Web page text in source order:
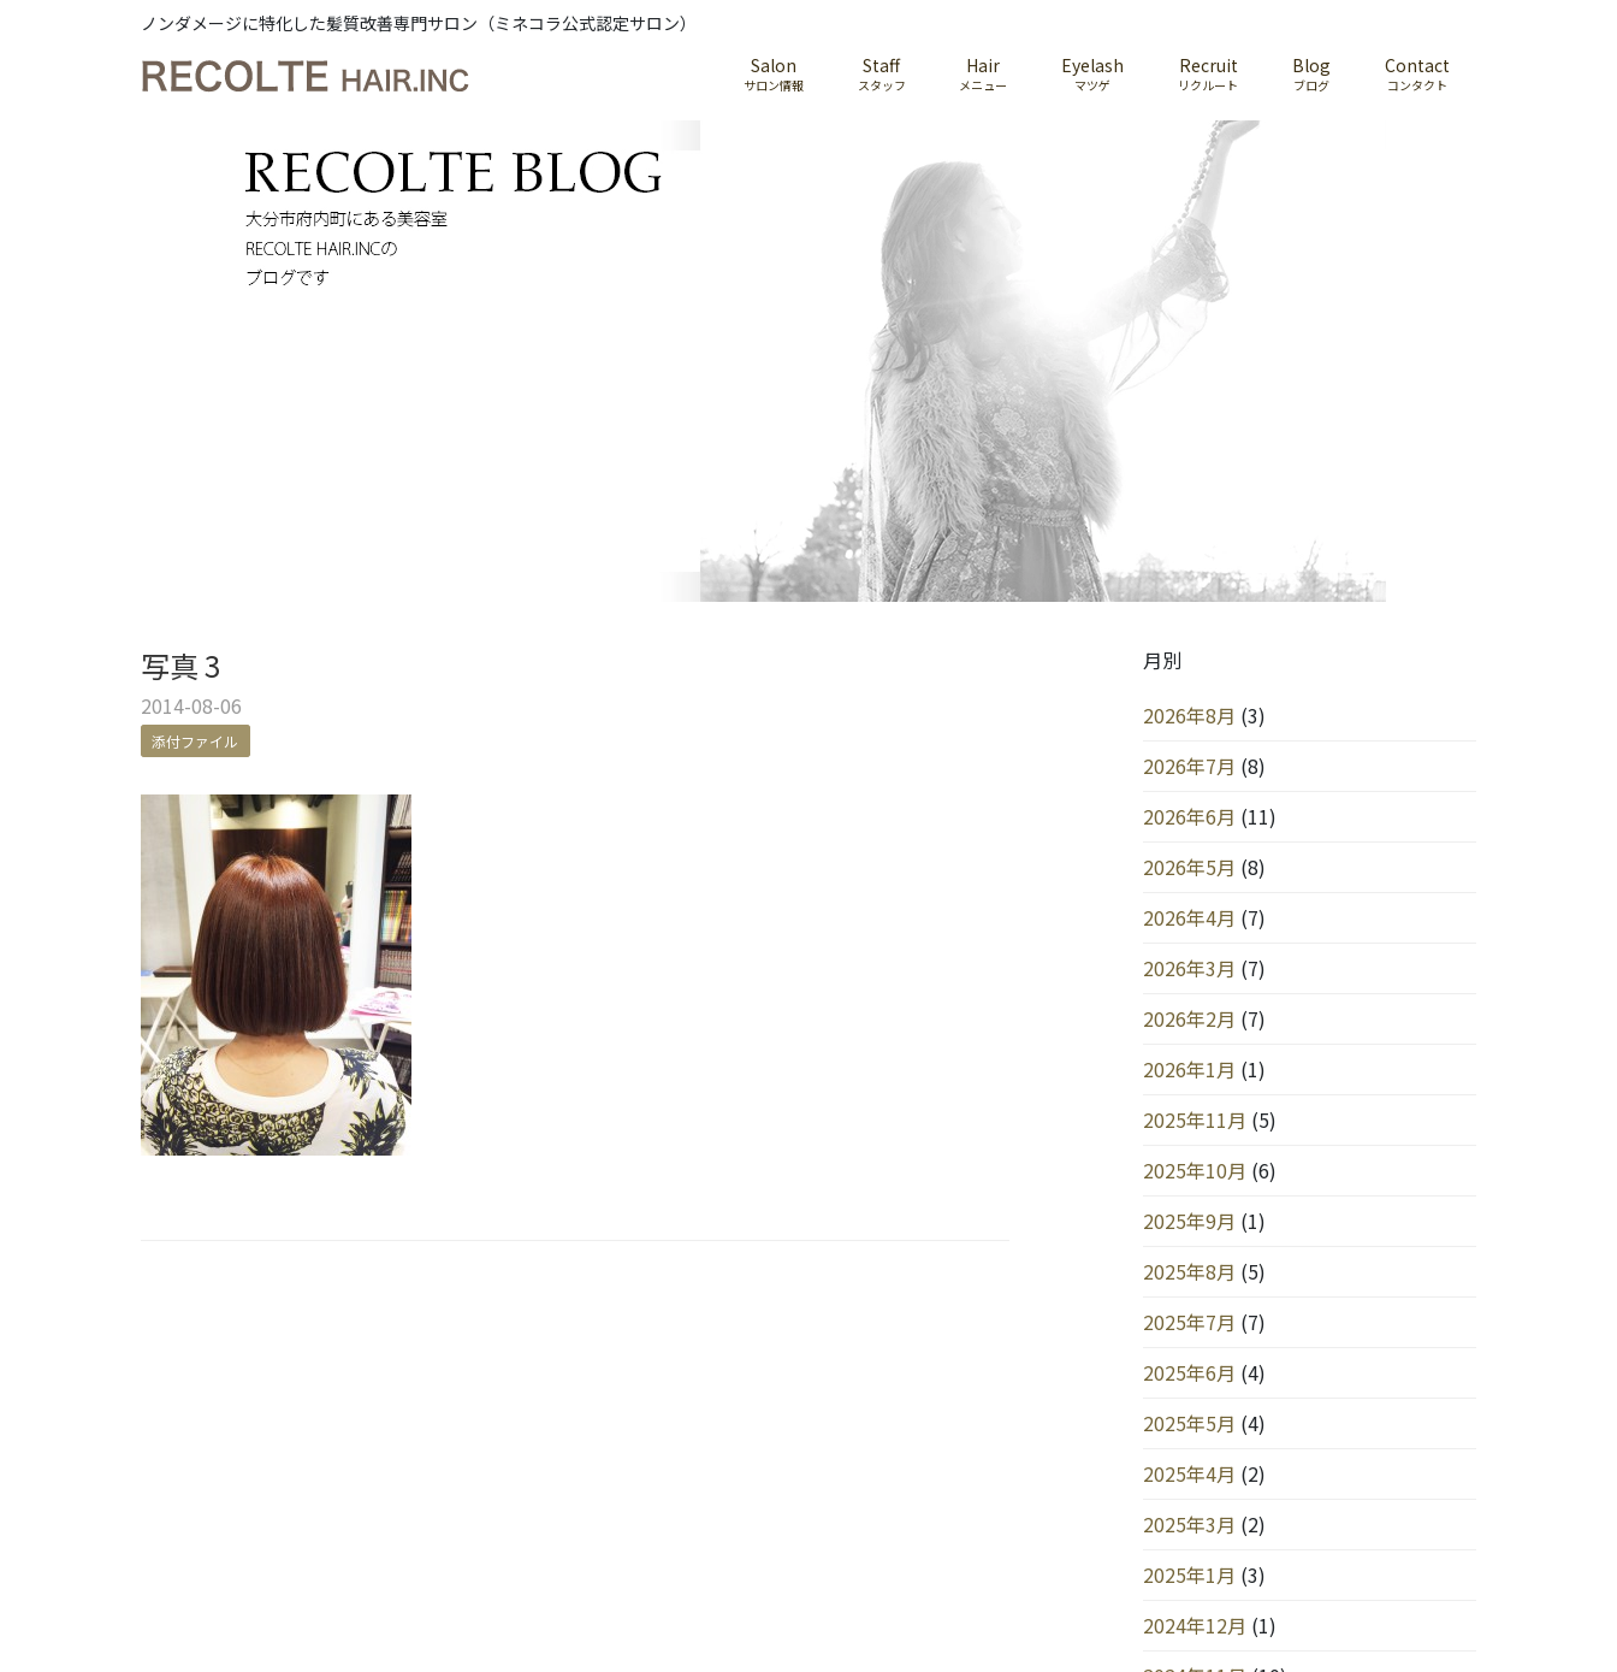
ノンダメージに特化した髪質改善専門サロン（ミネコラ公式認定サロン）
Salon
サロン情報
Staff
スタッフ
Hair
メニュー
Eyelash
マツゲ
Recruit
リクルート
Blog
ブログ
Contact
コンタクト
写真 3
2014-08-06
添付ファイル
月別
2026年8月 (3)
2026年7月 (8)
2026年6月 (11)
2026年5月 (8)
2026年4月 (7)
2026年3月 (7)
2026年2月 (7)
2026年1月 (1)
2025年11月 (5)
2025年10月 (6)
2025年9月 (1)
2025年8月 (5)
2025年7月 (7)
2025年6月 (4)
2025年5月 (4)
2025年4月 (2)
2025年3月 (2)
2025年1月 (3)
2024年12月 (1)